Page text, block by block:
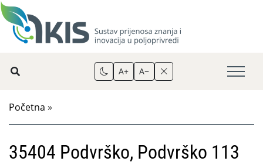
A+ A−
Početna »
35404 Podvrško, Podvrško 113